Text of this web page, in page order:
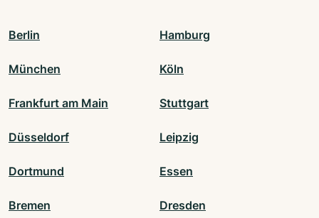
Berlin Hamburg
München Köln
Frankfurt am Main Stuttgart
Düsseldorf Leipzig
Dortmund Essen
Bremen Dresden